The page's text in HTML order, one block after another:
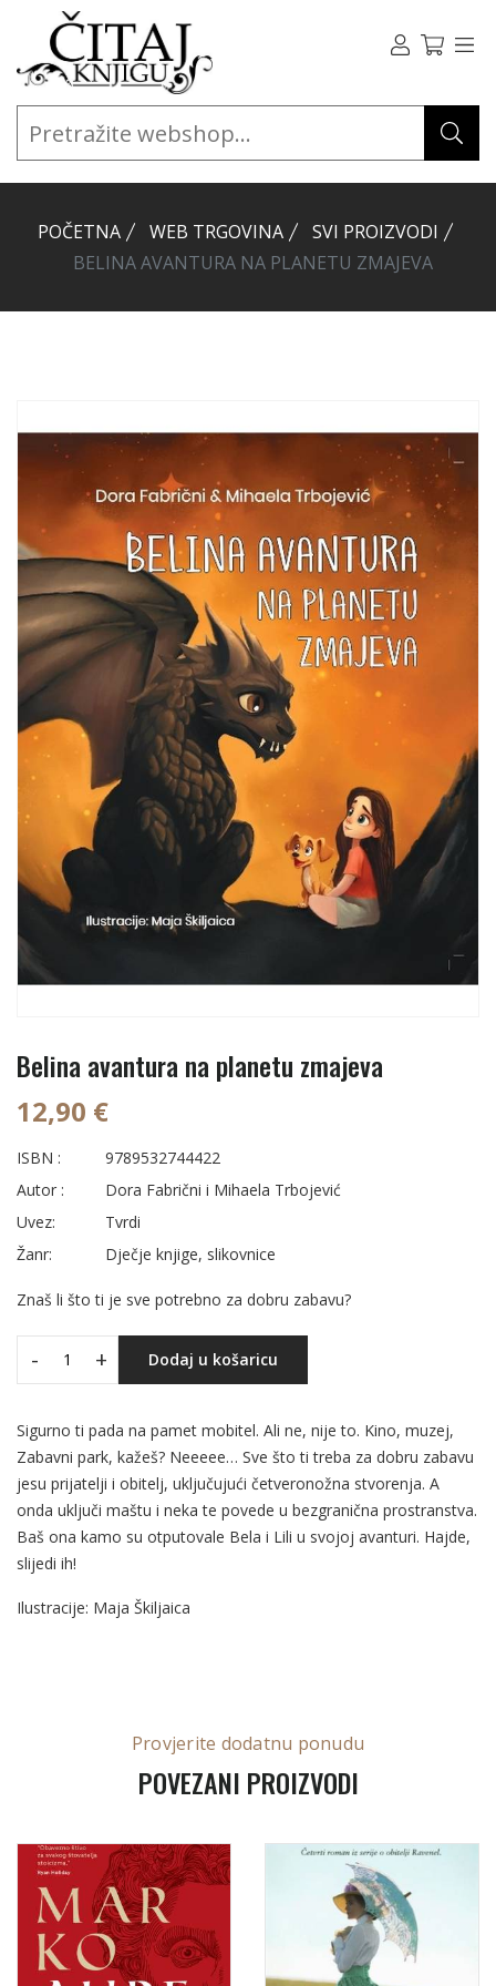
POČETNA WEB TRGOVINA
SVI PROIZVODI
BELINA AVANTURA NA PLANETU ZMAJEVA
Belina avantura na planetu zmajeva
12,90 €
ISBN :
9789532744422
Autor :
Dora Fabrični i Mihaela Trbojević
Uvez:
Tvrdi
Žanr:
Dječje knjige, slikovnice
Znaš li što ti je sve potrebno za dobru zabavu?
- + Dodaj u košaricu
Sigurno ti pada na pamet mobitel. Ali ne, nije to. Kino, muzej,
Zabavni park, kažeš? Neeeee… Sve što ti treba za dobru zabavu
jesu prijatelji i obitelj, uključujući četveronožna stvorenja. A
onda uključi maštu i neka te povede u bezgranična prostranstva.
Baš ona kamo su otputovale Bela i Lili u svojoj avanturi. Hajde,
slijedi ih!
Ilustracije: Maja Škiljaica
Provjerite dodatnu ponudu
POVEZANI PROIZVODI